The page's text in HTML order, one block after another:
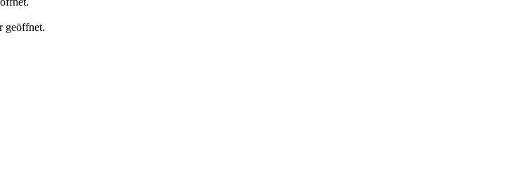
geöffnet.